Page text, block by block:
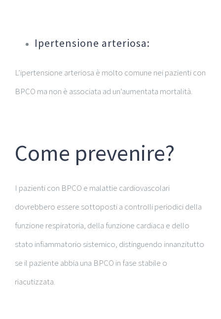
Ipertensione arteriosa:
L’ipertensione arteriosa è molto comune nei pazienti con
BPCO ma non è associata ad un’aumentata mortalità.
Come prevenire?
I pazienti con BPCO e malattie cardiovascolari
dovrebbero essere sottoposti a controlli periodici della
funzione respiratoria, della funzione cardiaca e dello
stato infiammatorio sistemico, distinguendo innanzitutto
se il paziente abbia una BPCO in fase stabile o
riacutizzata.